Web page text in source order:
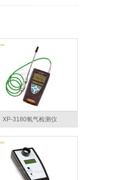
XP-3180氧气检测仪